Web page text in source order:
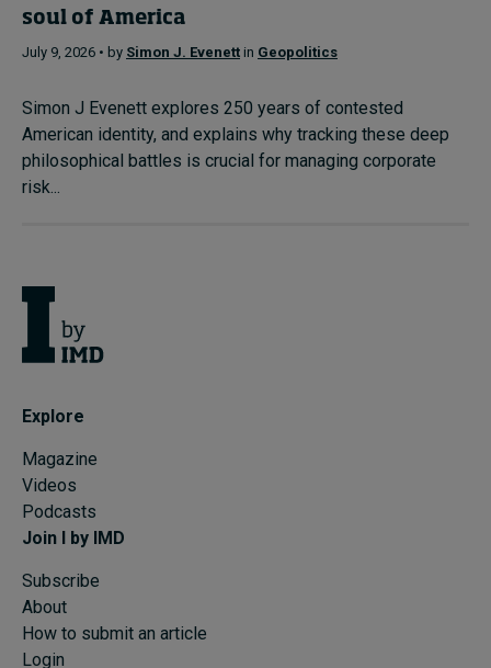
soul of America
July 9, 2026 • by Simon J. Evenett in Geopolitics
Simon J Evenett explores 250 years of contested
American identity, and explains why tracking these deep
philosophical battles is crucial for managing corporate
risk...
Explore
Magazine
Videos
Podcasts
Join I by IMD
Subscribe
About
How to submit an article
Login